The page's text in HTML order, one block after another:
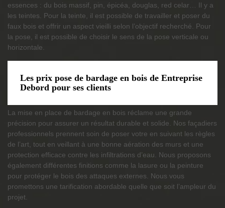
essences : du bois massif, pin, épicéa, douglas, red celar… Il y a
les teintes. Pour la teinte, il est possible de travailler et poser du
faux bois et offrir un aspect vieilli selon l’objectif recherché. Pour
la pose, il est possible de choisir le sens de la pose verticale ou
horizontale.
Les prix pose de bardage en bois de Entreprise
Debord pour ses clients
La mise en place de bardage en bois réclame une grande
précision pour assurer un résultat durable et solide. Nos façadiers
professionnels prennent soin de poser votre en suivant les règles
de l’art, tout en veillant à une bonne aération des murs et une
protection efficace contre les infiltrations d’eau. Nous proposons
également différentes finitions comme la lasure ou la peinture
pour protéger le bois des attaques externes. Nous vous
promettons une tarification abordable quelle que soit l’ampleur du
projet.